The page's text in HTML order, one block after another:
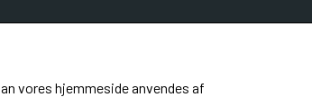
vores hjemmeside anvendes af